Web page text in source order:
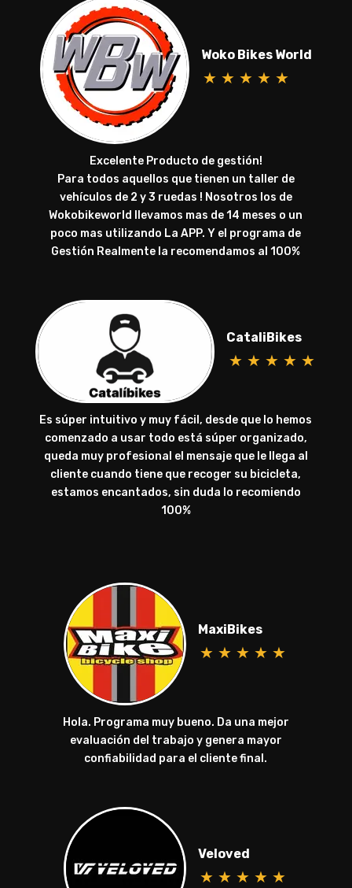
Woko Bikes World
★ ★ ★ ★ ★
Excelente Producto de gestión!
Para todos aquellos que tienen un taller de
vehículos de 2 y 3 ruedas ! Nosotros los de
Wokobikeworld llevamos mas de 14 meses o un
poco mas utilizando La APP. Y el programa de
Gestión Realmente la recomendamos al 100%
CataliBikes
★ ★ ★ ★ ★
Es súper intuitivo y muy fácil, desde que lo hemos
comenzado a usar todo está súper organizado,
queda muy profesional el mensaje que le llega al
cliente cuando tiene que recoger su bicicleta,
estamos encantados, sin duda lo recomiendo
100%
MaxiBikes
★ ★ ★ ★ ★
Hola. Programa muy bueno. Da una mejor
evaluación del trabajo y genera mayor
confiabilidad para el cliente final.
Veloved
★ ★ ★ ★ ★